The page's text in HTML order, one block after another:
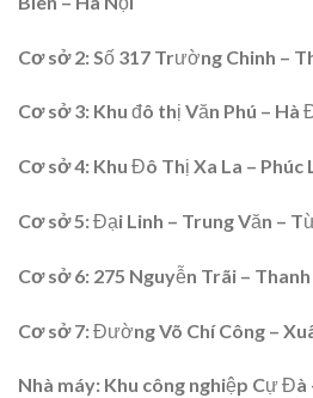
Cơ sở 2: Số 317 Trường Chinh –
Cơ sở 3: Khu đô thị Văn Phú – Hà
Cơ sở 4: Khu Đô Thị Xa La – Phúc
Cơ sở 5:Đại Linh – Trung Văn –
Cơ sở 6: 275 Nguyễn Trãi –
Cơ sở 7: Đường Võ Chí Công –
Nhà máy: Khu công nghiệp Cự Đà